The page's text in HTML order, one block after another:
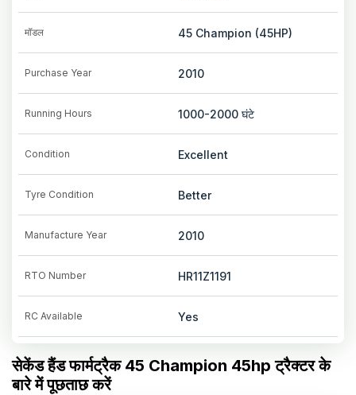
मॉडल 45 Champion (45HP)
Purchase Year 2010
Running Hours 1000-2000 घंटे
Condition Excellent
Tyre Condition Better
Manufacture Year 2010
RTO Number HR11Z1191
RC Available Yes
सेकेंड हैंड फार्मट्रैक 45 Champion 45hp ट्रैक्टर के
बारे में पूछताछ करें